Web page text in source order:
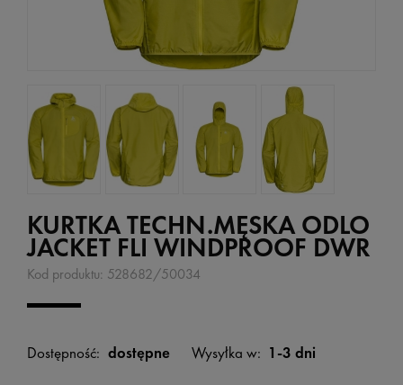
KURTKA TECHN.MĘSKA ODLO
JACKET FLI WINDPROOF DWR
Kod produktu: 528682/50034
Dostępność: dostępne Wysyłka w: 1-3 dni